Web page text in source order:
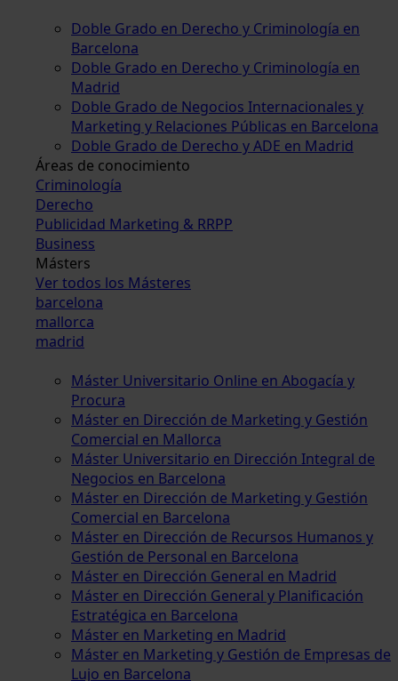
Doble Grado en Derecho y Criminología en
Barcelona
Doble Grado en Derecho y Criminología en
Madrid
Doble Grado de Negocios Internacionales y
Marketing y Relaciones Públicas en Barcelona
Doble Grado de Derecho y ADE en Madrid
Áreas de conocimiento
Criminología
Derecho
Publicidad Marketing & RRPP
Business
Másters
Ver todos los Másteres
barcelona
mallorca
madrid
Máster Universitario Online en Abogacía y
Procura
Máster en Dirección de Marketing y Gestión
Comercial en Mallorca
Máster Universitario en Dirección Integral de
Negocios en Barcelona
Máster en Dirección de Marketing y Gestión
Comercial en Barcelona
Máster en Dirección de Recursos Humanos y
Gestión de Personal en Barcelona
Máster en Dirección General en Madrid
Máster en Dirección General y Planificación
Estratégica en Barcelona
Máster en Marketing en Madrid
Máster en Marketing y Gestión de Empresas de
Lujo en Barcelona